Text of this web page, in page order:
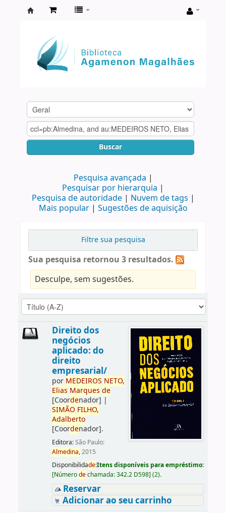
Agamenon
Magalhães
Buscar
Pesquisa avançada
Pesquisar por hierarquia
Pesquisa de autoridade
Nuvem de tags
Mais popular
Sugestões de aquisição
Filtre sua pesquisa
Sua pesquisa retornou 3 resultados.
Desculpe, sem sugestões.
Direito dos
negócios
aplicado: do
direito
empresarial/
por MEDEIROS NETO,
Elias Marques de
[Coordenador] |
SIMÃO FILHO,
Adalberto
[Coordenador].
Editora:São Paulo:
Almedina,2015
Disponibilidade:Itens disponíveis para empréstimo:
[Númerodechamada:342.2 D598] (2).
Reservar
Adicionar ao seu carrinho